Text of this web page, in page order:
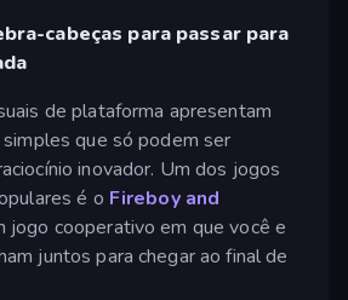
cabeças para passar para
de plataforma apresentam
que só podem ser
inovador. Um dos jogos
é o Fireboy and
jogo cooperativo em que você e
juntos para chegar ao final de